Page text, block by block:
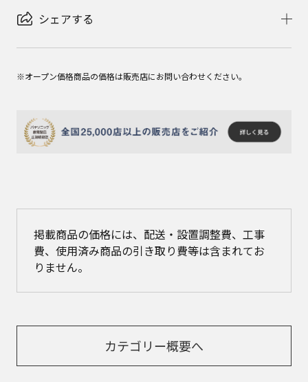
シェアする
※オープン価格商品の価格は販売店にお問い合わせください。
掲載商品の価格には、配送・設置調整費、工事
費、使用済み商品の引き取り費等は含まれてお
りません。
カテゴリー概要へ